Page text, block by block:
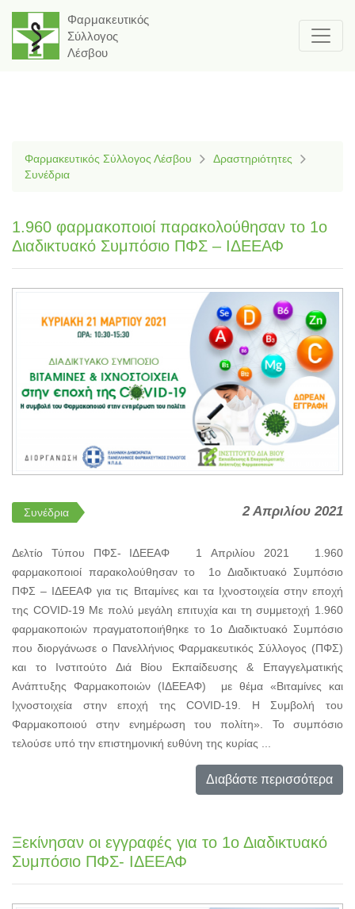
Φαρμακευτικός
Σύλλογος
Λέσβου
Φαρμακευτικός Σύλλογος Λέσβου
Δραστηριότητες
Συνέδρια
1.960 φαρμακοποιοί παρακολούθησαν το 1ο
Διαδικτυακό Συμπόσιο ΠΦΣ – ΙΔΕΕΑΦ
Συνέδρια 2 Απριλίου 2021
Δελτίο Τύπου ΠΦΣ- ΙΔΕΕΑΦ 1 Απριλίου 2021 1.960
φαρμακοποιοί παρακολούθησαν το 1ο Διαδικτυακό Συμπόσιο
ΠΦΣ – ΙΔΕΕΑΦ για τις Βιταμίνες και τα Ιχνοστοιχεία στην εποχή
της COVID-19 Με πολύ μεγάλη επιτυχία και τη συμμετοχή 1.960
φαρμακοποιών πραγματοποιήθηκε το 1ο Διαδικτυακό Συμπόσιο
που διοργάνωσε ο Πανελλήνιος Φαρμακευτικός Σύλλογος (ΠΦΣ)
και το Ινστιτούτο Διά Βίου Εκπαίδευσης & Επαγγελματικής
Ανάπτυξης Φαρμακοποιών (ΙΔΕΕΑΦ) με θέμα «Βιταμίνες και
Ιχνοστοιχεία στην εποχή της COVID-19. Η Συμβολή του
Φαρμακοποιού στην ενημέρωση του πολίτη». Το συμπόσιο
τελούσε υπό την επιστημονική ευθύνη της κυρίας ...
Διαβάστε περισσότερα
Ξεκίνησαν οι εγγραφές για το 1ο Διαδικτυακό
Συμπόσιο ΠΦΣ- ΙΔΕΕΑΦ